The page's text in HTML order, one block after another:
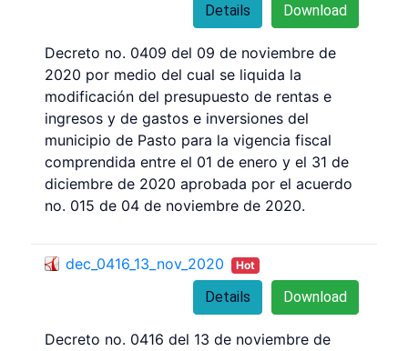
Download
Details
Decreto no. 0409 del 09 de noviembre de
2020 por medio del cual se liquida la
modificación del presupuesto de rentas e
ingresos y de gastos e inversiones del
municipio de Pasto para la vigencia fiscal
comprendida entre el 01 de enero y el 31 de
diciembre de 2020 aprobada por el acuerdo
no. 015 de 04 de noviembre de 2020.
dec_0416_13_nov_2020 Hot
Download
Details
Decreto no. 0416 del 13 de noviembre de